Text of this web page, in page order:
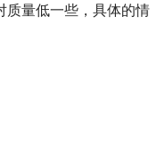
质量低一些，具体的情